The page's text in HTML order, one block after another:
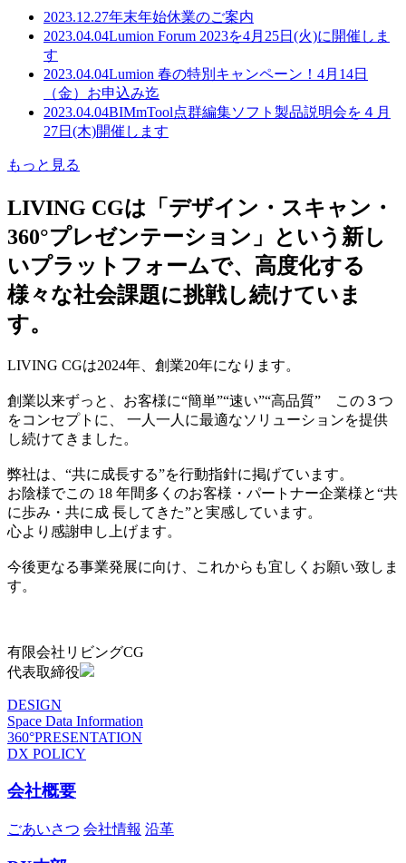
2023.12.27年末年始休業のご案内
2023.04.04Lumion Forum 2023を4月25日(火)に開催しま
す
2023.04.04Lumion 春の特別キャンペーン！4月14日
（金）お申込み迄
2023.04.04BIMmTool点群編集ソフト製品説明会を４月
27日(木)開催します
もっと見る
LIVING CGは「デザイン・スキャン・
360°プレゼンテーション」という新し
いプラットフォームで、高度化する
様々な社会課題に挑戦し続けていま
す。
LIVING CGは2024年、創業20年になります。
創業以来ずっと、お客様に“簡単”“速い”“高品質” この３つ
をコンセプトに、 一人一人に最適なソリューションを提供
し続けてきました。
弊社は、“共に成長する”を行動指針に掲げています。
お陰様でこの 18 年間多くのお客様・パートナー企業様と“共
に歩み・共に成 長してきた”と実感しています。
心より感謝申し上げます。
今後更なる事業発展に向け、これからも宜しくお願い致しま
す。
有限会社リビングCG
代表取締役
DESIGN
Space Data Information
360°PRESENTATION
DX POLICY
会社概要
ごあいさつ 会社情報 沿革